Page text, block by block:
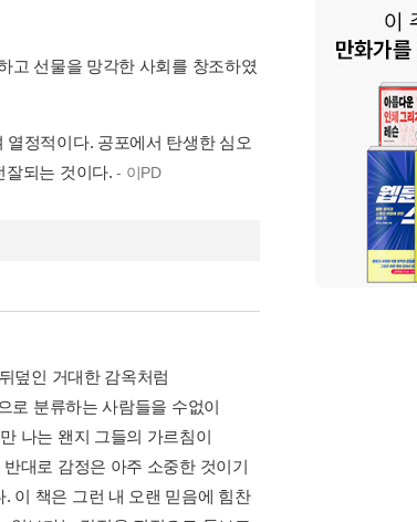
고 선물을 망각한 사회를 창조하였
정적이다. 공포에서 탄생한 심오
잘되는 것이다.- 이PD
덮인 거대한 감옥처럼
로 분류하는 사람들을 수없이
나는 왠지 그들의 가르침이
대로 감정은 아주 소중한 것이기
이 책은 그런 내 오랜 믿음에 힘찬